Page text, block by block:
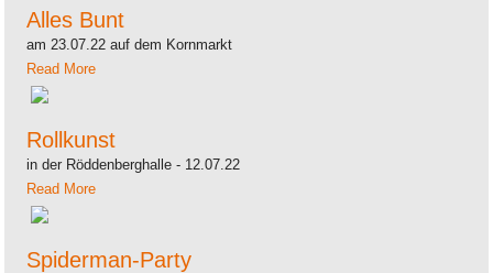
Alles Bunt
am 23.07.22 auf dem Kornmarkt
Read More
Rollkunst
in der Röddenberghalle - 12.07.22
Read More
Spiderman-Party